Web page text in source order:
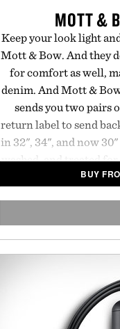
MOTT &
Keep your look light
Mott & Bow. And they
for comfort as well,
denim. And Mott &
sends you two pairs
return label to send
in 32", 34", and now
washed, and treated
with bright spring and
BUY